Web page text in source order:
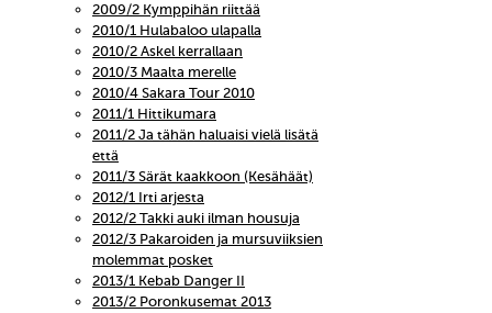
2009/2 Kymppihän riittää
2010/1 Hulabaloo ulapalla
2010/2 Askel kerrallaan
2010/3 Maalta merelle
2010/4 Sakara Tour 2010
2011/1 Hittikumara
2011/2 Ja tähän haluaisi vielä lisätä
että
2011/3 Särät kaakkoon (Kesähäät)
2012/1 Irti arjesta
2012/2 Takki auki ilman housuja
2012/3 Pakaroiden ja mursuviiksien
molemmat posket
2013/1 Kebab Danger II
2013/2 Poronkusemat 2013